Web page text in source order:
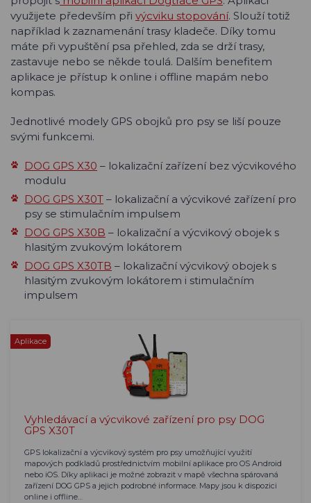
využijete především při výcviku stopování. Slouží totiž
například k zaznamenání trasy kladeče. Díky tomu
máte při vypuštění psa přehled, zda se drží trasy,
zastavuje nebo se někde toulá. Dalším benefitem
aplikace je přístup k online i offline mapám nebo
kompas.
Jednotlivé modely GPS obojků pro psy se liší pouze
svými funkcemi.
DOG GPS X30 – lokalizační zařízení bez výcvikového
modulu
DOG GPS X30T – lokalizační a výcvikové zařízení pro
psy se stimulačním impulsem
DOG GPS X30B – lokalizační a výcvikový obojek s
hlasitým zvukovým lokátorem
DOG GPS X30TB – lokalizační výcvikový obojek s
hlasitým zvukovým lokátorem i stimulačním
impulsem
Aplikace
Vyhledávací a výcvikové zařízení pro psy DOG
GPS X30T
GPS lokalizační a výcvikový systém pro psy umožňující využití
mapových podkladů prostřednictvím mobilní aplikace pro OS Android
nebo iOS. Díky aplikaci je možné zobrazit v mapě všechna spárovaná
zařízení DOG GPS a jejich podrobné informace. Mapy jsou k dispozici
online i offline…